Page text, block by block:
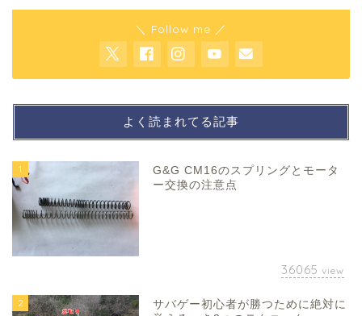
＼ Follow me ／
よく読まれてる記事
1
G&G CM16のスプリングとモータ
ー交換の注意点
36065 view
2
サバゲー初心者が勝つために絶対に